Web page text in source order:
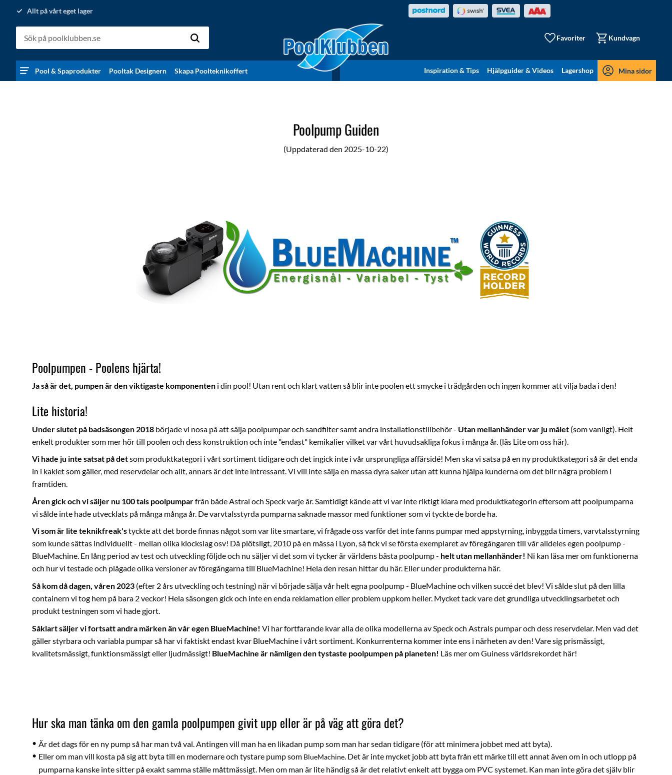
Allt på vårt eget lager
Favoriter Kundvagn
Pool & Spaprodukter Pooltak Designern Skapa Poolteknikoffert Inspiration & Tips Hjälpguider & Videos Lagershop Mina sidor
Poolpump Guiden
(Uppdaterad den 2025-10-22)
Poolpumpen - Poolens hjärta!
Ja så är det, pumpen är den viktigaste komponenten i din pool! Utan rent och klart vatten så blir inte poolen ett smycke i trädgården och ingen kommer att vilja bada i den!
Lite historia!
Under slutet på badsäsongen 2018 började vi nosa på att sälja poolpumpar och sandfilter samt andra installationstillbehör - Utan mellanhänder var ju målet (som vanligt). Helt
enkelt produkter som mer hör till poolen och dess konstruktion och inte "endast" kemikalier vilket var vårt huvudsakliga fokus i många år. (läs Lite om oss här).
Vi hade ju inte satsat på detsom produktkategori i vårt sortiment tidigare och det ingick inte i vår ursprungliga affärsidé! Men ska vi satsa på en ny produktkategori så är det enda
in i kaklet som gäller, med reservdelar och allt, annars är det inte intressant. Vi vill inte sälja en massa dyra saker utan att kunna hjälpa kunderna om det blir några problem i
framtiden.
Åren gick och vi säljer nu 100 tals poolpumparfrån både Astral och Speck varje år. Samtidigt kände att vi var inte riktigt klara med produktkategorin eftersom att poolpumparna
vi sålde inte hade utvecklats på många många år. De varvtalsstyrda pumparna saknade massor med funktioner som vi tyckte de borde ha.
Vi som är lite teknikfreak'styckte att det borde finnas något som var lite smartare, vi frågade oss varför det inte fanns pumpar med appstyrning, inbyggda timers, varvtalsstyrning
som kunde sättas individuellt - mellan olika klockslag osv! Då plötsligt, 2010 på en mässa i Lyon, så fick vi se första exemplaret av föregångaren till vår alldeles egen poolpump -
BlueMachine. En lång period av test och utveckling följde och nu säljer vi det som vi tycker är världens bästa poolpump - helt utan mellanhänder! Ni kan läsa mer om funktionerna
och hur vi testade och plågade olika versioner av föregångarna till BlueMachine! Hela den resan hittar du här. Eller under produkterna här.
Så kom då dagen, våren 2023 (efter 2 års utveckling och testning) när vi började sälja vår helt egna poolpump - BlueMachine och vilken succé det blev! Vi sålde slut på den lilla
containern vi tog hem på bara 2 veckor! Hela säsongen gick och inte en enda reklamation eller problem uppkom heller. Mycket tack vare det grundliga utvecklingsarbetet och
produkt testningen som vi hade gjort.
Såklart säljer vi fortsatt andra märken än vår egen BlueMachine! Vi har fortfarande kvar alla de olika modellerna av Speck och Astrals pumpar och dess reservdelar. Men vad det
gäller styrbara och variabla pumpar så har vi faktiskt endast kvar BlueMachine i vårt sortiment. Konkurrenterna kommer inte ens i närheten av den! Vare sig prismässigt,
kvalitetsmässigt, funktionsmässigt eller ljudmässigt! BlueMachine är nämligen den tystaste poolpumpen på planeten! Läs mer om Guiness världsrekordet här!
Hur ska man tänka om den gamla poolpumpen givit upp eller är på väg att göra det?
Är det dags för en ny pump så har man två val. Antingen vill man ha en likadan pump som man har sedan tidigare (för att minimera jobbet med att byta).
Eller om man vill kosta på sig att byta till en modernare och tystare pump som BlueMachine . Det är inte mycket jobb att byta från ett märke till ett annat även om in och utlopp på
pumparna kanske inte sitter på exakt samma ställe måttmässigt. Men om man är lite händig så är det relativt enkelt att bygga om PVC systemet. Kan man inte göra det själv blir